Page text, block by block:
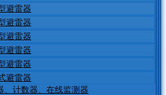
避雷器
避雷器
避雷器
避雷器
避雷器
避雷器
、计数器、在线监测器